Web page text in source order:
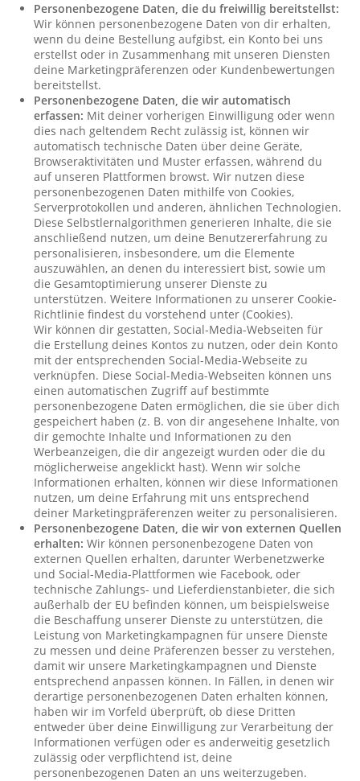
Personenbezogene Daten, die du freiwillig bereitstellst:
Wir können personenbezogene Daten von dir erhalten,
wenn du deine Bestellung aufgibst, ein Konto bei uns
erstellst oder in Zusammenhang mit unseren Diensten
deine Marketingpräferenzen oder Kundenbewertungen
bereitstellst.
Personenbezogene Daten, die wir automatisch
erfassen: Mit deiner vorherigen Einwilligung oder wenn
dies nach geltendem Recht zulässig ist, können wir
automatisch technische Daten über deine Geräte,
Browseraktivitäten und Muster erfassen, während du
auf unseren Plattformen browst. Wir nutzen diese
personenbezogenen Daten mithilfe von Cookies,
Serverprotokollen und anderen, ähnlichen Technologien.
Diese Selbstlernalgorithmen generieren Inhalte, die sie
anschließend nutzen, um deine Benutzererfahrung zu
personalisieren, insbesondere, um die Elemente
auszuwählen, an denen du interessiert bist, sowie um
die Gesamtoptimierung unserer Dienste zu
unterstützen. Weitere Informationen zu unserer Cookie-
Richtlinie findest du vorstehend unter (Cookies).
Wir können dir gestatten, Social-Media-Webseiten für
die Erstellung deines Kontos zu nutzen, oder dein Konto
mit der entsprechenden Social-Media-Webseite zu
verknüpfen. Diese Social-Media-Webseiten können uns
einen automatischen Zugriff auf bestimmte
personenbezogene Daten ermöglichen, die sie über dich
gespeichert haben (z. B. von dir angesehene Inhalte, von
dir gemochte Inhalte und Informationen zu den
Werbeanzeigen, die dir angezeigt wurden oder die du
möglicherweise angeklickt hast). Wenn wir solche
Informationen erhalten, können wir diese Informationen
nutzen, um deine Erfahrung mit uns entsprechend
deiner Marketingpräferenzen weiter zu personalisieren.
Personenbezogene Daten, die wir von externen Quellen
erhalten: Wir können personenbezogene Daten von
externen Quellen erhalten, darunter Werbenetzwerke
und Social-Media-Plattformen wie Facebook, oder
technische Zahlungs- und Lieferdienstanbieter, die sich
außerhalb der EU befinden können, um beispielsweise
die Beschaffung unserer Dienste zu unterstützen, die
Leistung von Marketingkampagnen für unsere Dienste
zu messen und deine Präferenzen besser zu verstehen,
damit wir unsere Marketingkampagnen und Dienste
entsprechend anpassen können. In Fällen, in denen wir
derartige personenbezogenen Daten erhalten können,
haben wir im Vorfeld überprüft, ob diese Dritten
entweder über deine Einwilligung zur Verarbeitung der
Informationen verfügen oder es anderweitig gesetzlich
zulässig oder verpflichtend ist, deine
personenbezogenen Daten an uns weiterzugeben.